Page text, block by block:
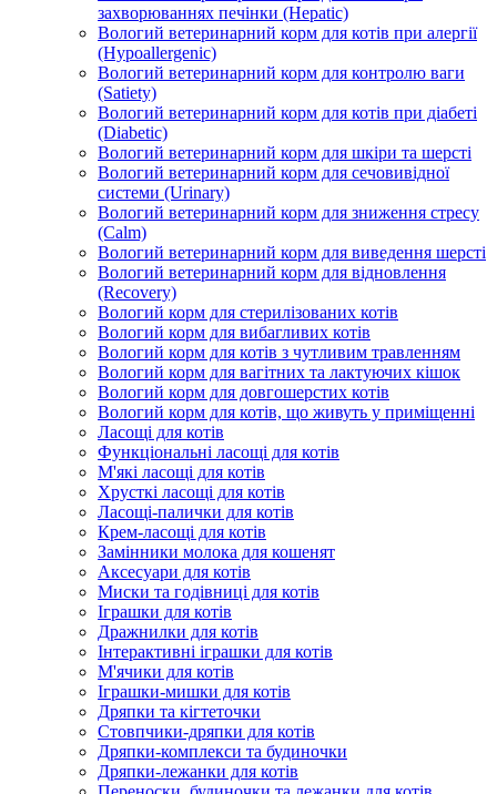
захворюваннях печінки (Hepatic)
Вологий ветеринарний корм для котів при алергії
(Hypoallergenic)
Вологий ветеринарний корм для контролю ваги
(Satiety)
Вологий ветеринарний корм для котів при діабеті
(Diabetic)
Вологий ветеринарний корм для шкіри та шерсті
Вологий ветеринарний корм для сечовивідної
системи (Urinary)
Вологий ветеринарний корм для зниження стресу
(Calm)
Вологий ветеринарний корм для виведення шерсті
Вологий ветеринарний корм для відновлення
(Recovery)
Вологий корм для стерилізованих котів
Вологий корм для вибагливих котів
Вологий корм для котів з чутливим травленням
Вологий корм для вагітних та лактуючих кішок
Вологий корм для довгошерстих котів
Вологий корм для котів, що живуть у приміщенні
Ласощі для котів
Функціональні ласощі для котів
М'які ласощі для котів
Хрусткі ласощі для котів
Ласощі-палички для котів
Крем-ласощі для котів
Замінники молока для кошенят
Аксесуари для котів
Миски та годівниці для котів
Іграшки для котів
Дражнилки для котів
Інтерактивні іграшки для котів
М'ячики для котів
Іграшки-мишки для котів
Дряпки та кігтеточки
Стовпчики-дряпки для котів
Дряпки-комплекси та будиночки
Дряпки-лежанки для котів